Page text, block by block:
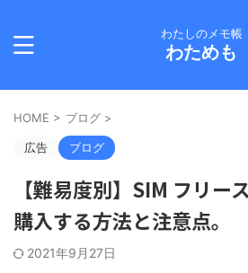
わたしのメモ帳
わためも
HOME > ブログ >
広告 ブログ
【難易度別】SIM フリー
購入する方法と注意点。
2021年9月27日